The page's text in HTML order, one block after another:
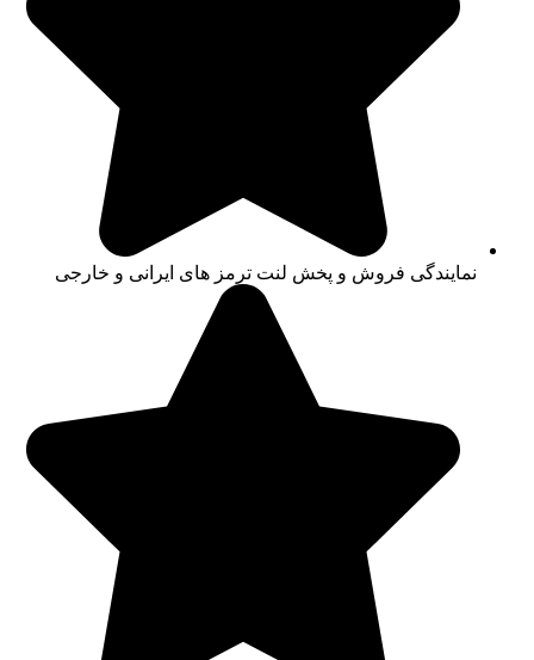
نمایندگی فروش و پخش لنت ترمز های ایرانی و خارجی